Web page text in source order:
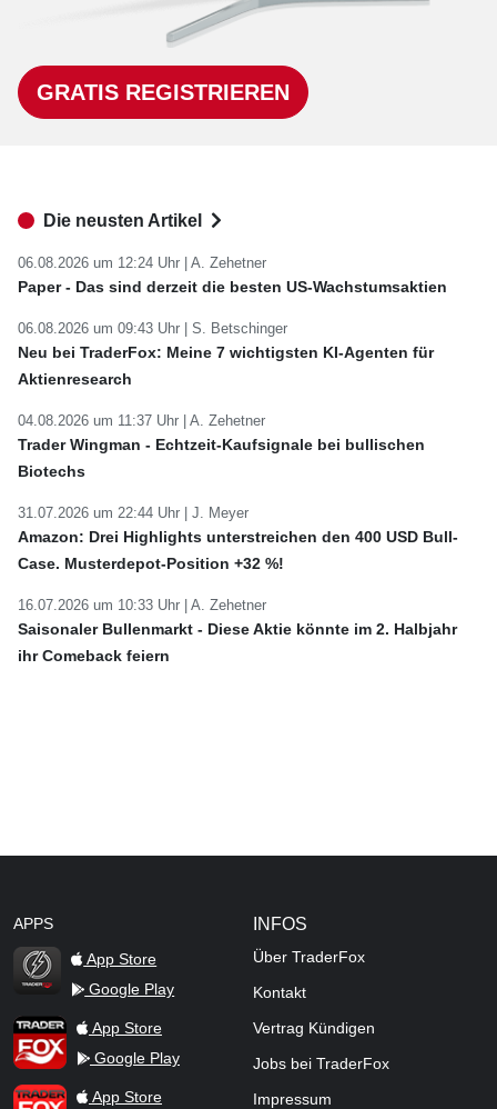
GRATIS REGISTRIEREN
Die neusten Artikel
06.08.2026 um 12:24 Uhr | A. Zehetner
Paper - Das sind derzeit die besten US-Wachstumsaktien
06.08.2026 um 09:43 Uhr | S. Betschinger
Neu bei TraderFox: Meine 7 wichtigsten KI-Agenten für
Aktienresearch
04.08.2026 um 11:37 Uhr | A. Zehetner
Trader Wingman - Echtzeit-Kaufsignale bei bullischen
Biotechs
31.07.2026 um 22:44 Uhr | J. Meyer
Amazon: Drei Highlights unterstreichen den 400 USD Bull-
Case. Musterdepot-Position +32 %!
16.07.2026 um 10:33 Uhr | A. Zehetner
Saisonaler Bullenmarkt - Diese Aktie könnte im 2. Halbjahr
ihr Comeback feiern
APPS
TraderFox Flash
App Store
Google Play
TraderFox AppApp Store
Google Play
TraderFox ProApp Store
INFOS
Über TraderFox
Kontakt
Vertrag Kündigen
Jobs bei TraderFox
Impressum